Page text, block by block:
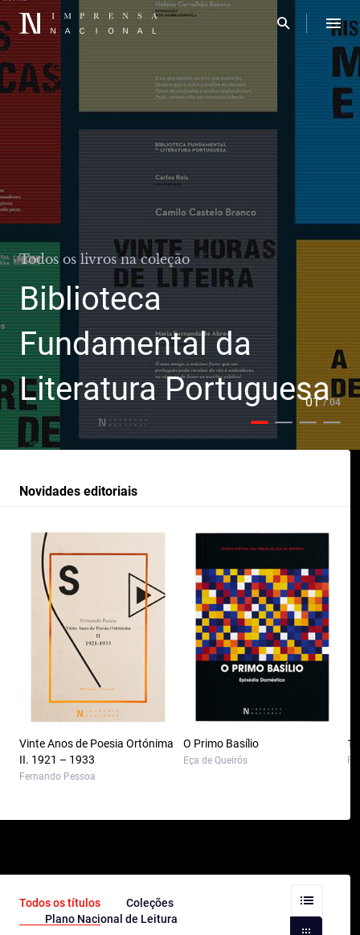
na coleção
da
Portuguesa
02/ 04
Novidades editoriais
Vinte Anos de Poesia Ortónima
II. 1921 – 1933
Fernando Pessoa
O Primo Basílio
Eça de Queirós
Todos os títulos
Coleções
Plano Nacional de Leitura